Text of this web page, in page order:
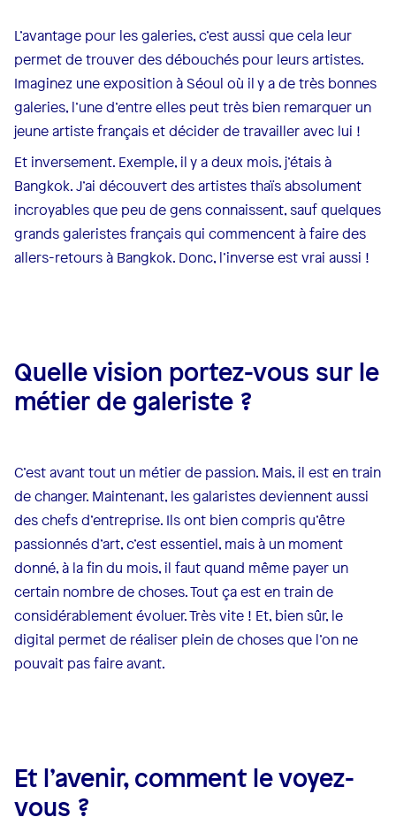
L’avantage pour les galeries, c’est aussi que cela leur
permet de trouver des débouchés pour leurs artistes.
Imaginez une exposition à Séoul où il y a de très bonnes
galeries, l’une d’entre elles peut très bien remarquer un
jeune artiste français et décider de travailler avec lui !
Et inversement. Exemple, il y a deux mois, j’étais à
Bangkok. J’ai découvert des artistes thaïs absolument
incroyables que peu de gens connaissent, sauf quelques
grands galeristes français qui commencent à faire des
allers-retours à Bangkok. Donc, l’inverse est vrai aussi !
Quelle vision portez-vous sur le
métier de galeriste ?
C’est avant tout un métier de passion. Mais, il est en train
de changer. Maintenant, les galaristes deviennent aussi
des chefs d’entreprise. Ils ont bien compris qu’être
passionnés d’art, c’est essentiel, mais à un moment
donné, à la fin du mois, il faut quand même payer un
certain nombre de choses. Tout ça est en train de
considérablement évoluer. Très vite ! Et, bien sûr, le
digital permet de réaliser plein de choses que l’on ne
pouvait pas faire avant.
Et l’avenir, comment le voyez-
vous ?